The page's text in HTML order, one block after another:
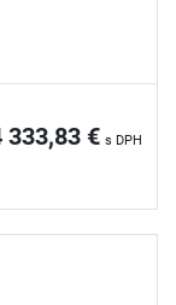
systému
333,83 € s DPH